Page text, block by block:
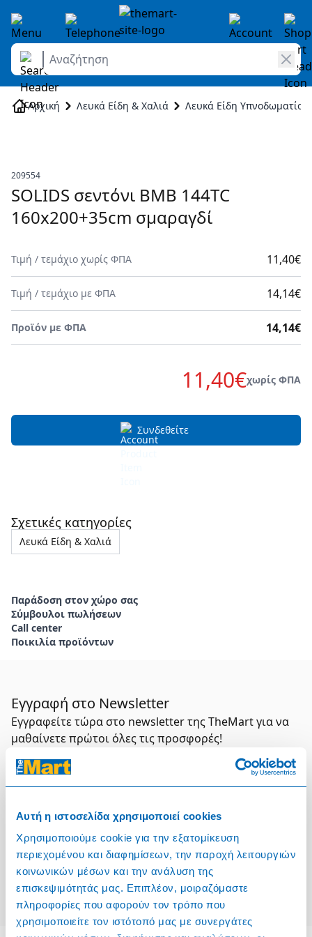
Αυτή η ιστοσελίδα χρησιμοποιεί cookies
Χρησιμοποιούμε cookie για την εξατομίκευση
περιεχομένου και διαφημίσεων, την παροχή λειτουργιών
κοινωνικών μέσων και την ανάλυση της
επισκεψιμότητάς μας. Επιπλέον, μοιραζόμαστε
πληροφορίες που αφορούν τον τρόπο που
χρησιμοποιείτε τον ιστότοπό μας με συνεργάτες
Skip to Content
Αναζήτηση
Αρχική Λευκά Είδη & Χαλιά Λευκά Είδη Υπνοδωματίου
209554
SOLIDS σεντόνι BMB 144TC
160x200+35cm σμαραγδί
11,40€χωρίς ΦΠΑ
Τιμή / τεμάχιο χωρίς ΦΠΑ 11,40€
Τιμή / τεμάχιο με ΦΠΑ 14,14€
Προϊόν με ΦΠΑ 14,14€
Συνδεθείτε
Σχετικές κατηγορίες
Λευκά Είδη & Χαλιά
Παράδοση στον χώρο σας
Σύμβουλοι πωλήσεων
Call center
Ποικιλία προϊόντων
Εγγραφή στο Newsletter
Εγγραφείτε τώρα στο newsletter της TheMart για να
μαθαίνετε πρώτοι όλες τις προσφορές!
Συμφωνώ και αποδέχομαι τους Όρους Χρήσης
Εγγραφή